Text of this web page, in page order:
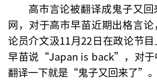
高市言论被翻译成鬼子又
网，对于高市早苗近期出格言
论员介文汲11月22日在政论节
早苗说“Japan is back”，对于
翻译一下就是“鬼子又回来了”。